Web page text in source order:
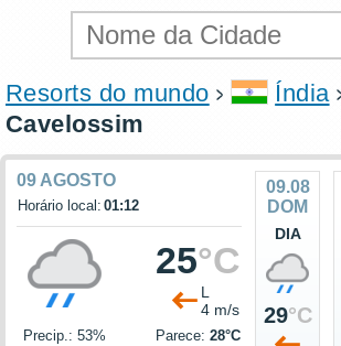
Resorts do mundo Índia
Cavelossim
09 AGOSTO
Horário local: 01:12
25°C
L
4 m/s
Precip.: 53% Parece: 28°C
09.08
DOM
DIA
29°C